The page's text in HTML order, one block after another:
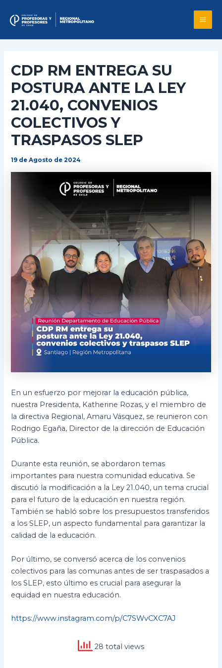
content
CDP RM ENTREGA SU
POSTURA ANTE LA LEY
21.040, CONVENIOS
COLECTIVOS Y
TRASPASOS SLEP
19 de Agosto de 2024
En un esfuerzo por mejorar la educación pública,
nuestra Presidenta, Katherine Rozas, y el miembro de
la directiva Regional, Amaru Vásquez, se reunieron con
Rodrigo Egaña, Director de la dirección de Educación
Pública.
Durante esta reunión, se abordaron temas
importantes para nuestra comunidad educativa. Se
discutió la modificación a la Ley 21.040, un tema crucial
para el futuro de la educación en nuestra región.
También se habló sobre los presupuestos transferidos
a los SLEP, un aspecto fundamental para garantizar la
calidad de la educación.
Por último, se conversó acerca de los convenios
colectivos para las comunas antes de ser traspasados a
los SLEP, esto último es crucial para asegurar la
equidad en nuestra educación.
https://www.instagram.com/p/C7SWvCXC7AJ
28 total views